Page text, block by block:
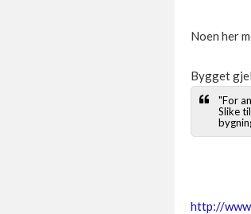
Noen her
Bygget
"For
Slike
http://